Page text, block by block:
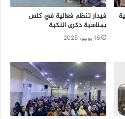
فيدار تنظم فعالية في كلس
بمناسبة ذكرى النكبة
16 يونيو، 2025